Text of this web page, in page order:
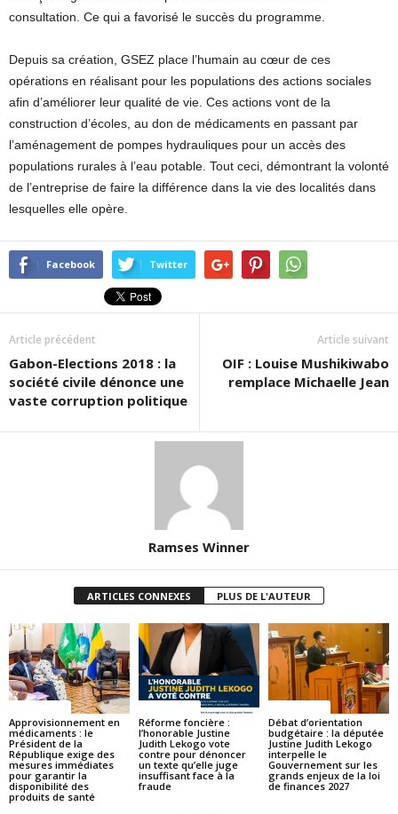
consultation. Ce qui a favorisé le succès du programme.
Depuis sa création, GSEZ place l’humain au cœur de ces
opérations en réalisant pour les populations des actions sociales
afin d’améliorer leur qualité de vie. Ces actions vont de la
construction d’écoles, au don de médicaments en passant par
l’aménagement de pompes hydrauliques pour un accès des
populations rurales à l’eau potable. Tout ceci, démontrant la volonté
de l’entreprise de faire la différence dans la vie des localités dans
lesquelles elle opère.
Facebook Twitter
Article précédent
Gabon-Elections 2018 : la
société civile dénonce une
vaste corruption politique
Article suivant
OIF : Louise Mushikiwabo
remplace Michaelle Jean
Ramses Winner
ARTICLES CONNEXES PLUS DE L'AUTEUR
Approvisionnement en
médicaments : le
Président de la
République exige des
mesures immédiates
pour garantir la
disponibilité des
produits de santé
Réforme foncière :
l’honorable Justine
Judith Lekogo vote
contre pour dénoncer
un texte qu’elle juge
insuffisant face à la
fraude
Débat d’orientation
budgétaire : la députée
Justine Judith Lekogo
interpelle le
Gouvernement sur les
grands enjeux de la loi
de finances 2027